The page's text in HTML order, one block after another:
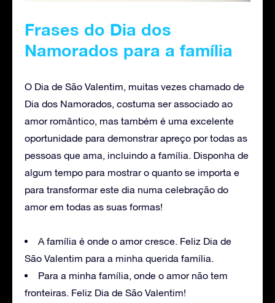
Frases do Dia dos
Namorados para a família
O Dia de São Valentim, muitas vezes chamado de
Dia dos Namorados, costuma ser associado ao
amor romântico, mas também é uma excelente
oportunidade para demonstrar apreço por todas as
pessoas que ama, incluindo a família. Disponha de
algum tempo para mostrar o quanto se importa e
para transformar este dia numa celebração do
amor em todas as suas formas!
A família é onde o amor cresce. Feliz Dia de
São Valentim para a minha querida família.
Para a minha família, onde o amor não tem
fronteiras. Feliz Dia de São Valentim!